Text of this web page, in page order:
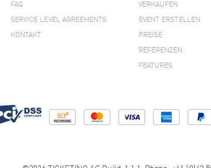
FAQ
SERVICE LEVEL AGREEMENTS
KONTAKT
VERKAUFEN
EVENT ERSTELLEN
PREISE
REFERENZEN
FEATURES